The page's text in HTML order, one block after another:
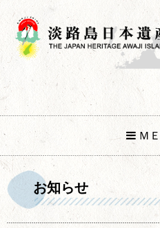
Ｍ
お知らせ